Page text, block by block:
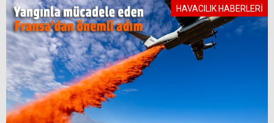
HAVACILIK HABERLERİ